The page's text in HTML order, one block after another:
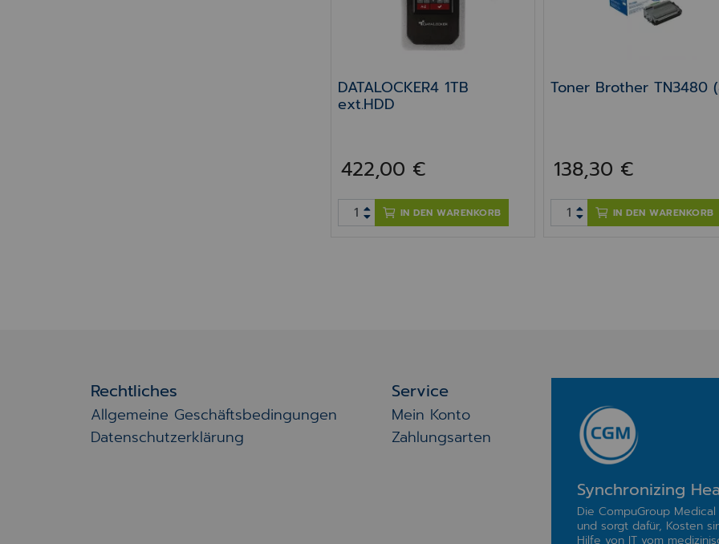
DATALOCKER4 1TB
ext.HDD
422,00 €
IN DEN WARENKORB
Toner Brother TN3480
138,30 €
IN DEN WARENKORB
Rechtliches
Allgemeine Geschäftsbedingungen
Datenschutzerklärung
Service
Mein Konto
Zahlungsarten
Synchronizing
Die CompuGroup
und sorgt dafür, Kosten
Hilfe von IT vom